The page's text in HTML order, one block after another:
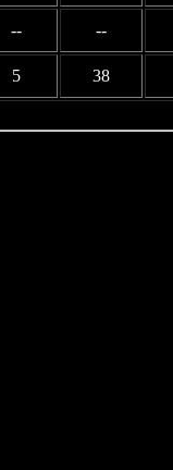
-- --
5 38